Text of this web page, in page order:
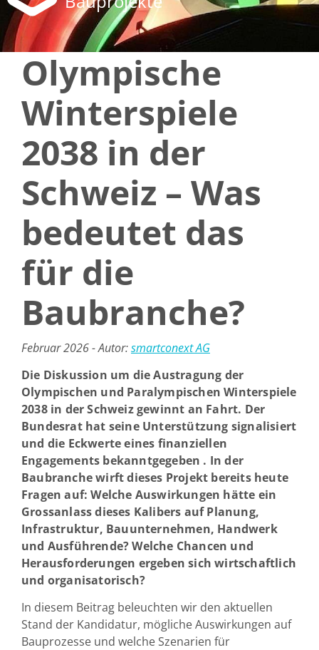
Olympische
Winterspiele
2038 in der
Schweiz – Was
bedeutet das
für die
Baubranche?
Februar 2026 - Autor:smartconext AG
Die Diskussion um die Austragung der
Olympischen und Paralympischen Winterspiele
2038 in der Schweiz gewinnt an Fahrt. Der
Bundesrat hat seine Unterstützung signalisiert
und die Eckwerte eines finanziellen
Engagements bekanntgegeben . In der
Baubranche wirft dieses Projekt bereits heute
Fragen auf: Welche Auswirkungen hätte ein
Grossanlass dieses Kalibers auf Planung,
Infrastruktur, Bauunternehmen, Handwerk
und Ausführende? Welche Chancen und
Herausforderungen ergeben sich wirtschaftlich
und organisatorisch?
In diesem Beitrag beleuchten wir den aktuellen
Stand der Kandidatur, mögliche Auswirkungen auf
Bauprozesse und welche Szenarien für